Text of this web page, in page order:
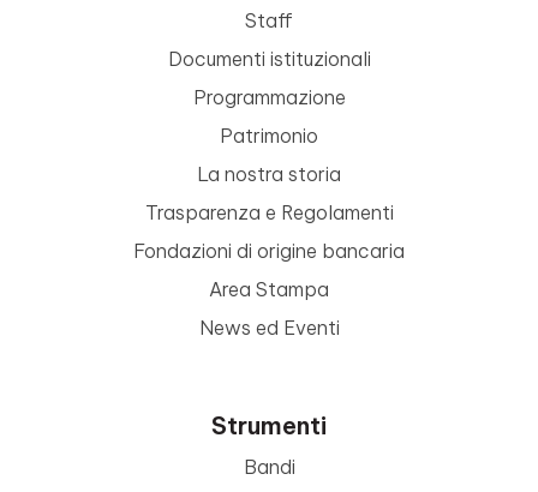
Staff
Documenti istituzionali
Programmazione
Patrimonio
La nostra storia
Trasparenza e Regolamenti
Fondazioni di origine bancaria
Area Stampa
News ed Eventi
Strumenti
Bandi